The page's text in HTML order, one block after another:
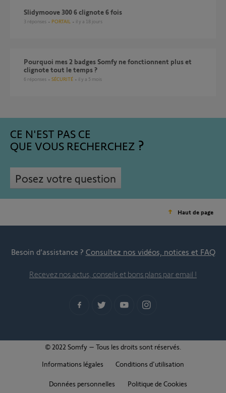
slidymoove 300 6 clignote 6 fois
3 réponses PORTAIL il y a 18 jours
Pourquoi mes 2 badges Somfy ne fonctionnent plus et
clignote tout le temps ?
6 réponses SÉCURITÉ il y a 5 mois
CE N'EST PAS CE
QUE VOUS RECHERCHEZ
Posez votre question
Haut de page
Besoin d’assistance ? Consultez nos vidéos, notices et FAQ
Recevez nos actus, conseils et bons plans par email !
© 2022 Somfy – Tous les droits sont réservés.
Informations légales
Conditions d'utilisation
Données personnelles Politique de Cookies